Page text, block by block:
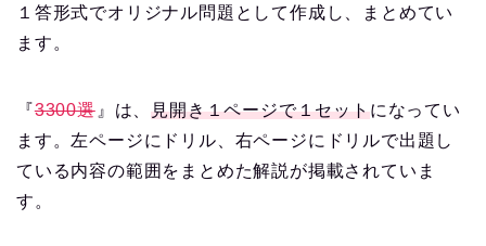
１答形式でオリジナル問題として作成し、まとめてい
ます。
『3300選 』は、見開き１ページで１セットになってい
ます。左ページにドリル、右ページにドリルで出題し
ている内容の範囲をまとめた解説が掲載されていま
す。